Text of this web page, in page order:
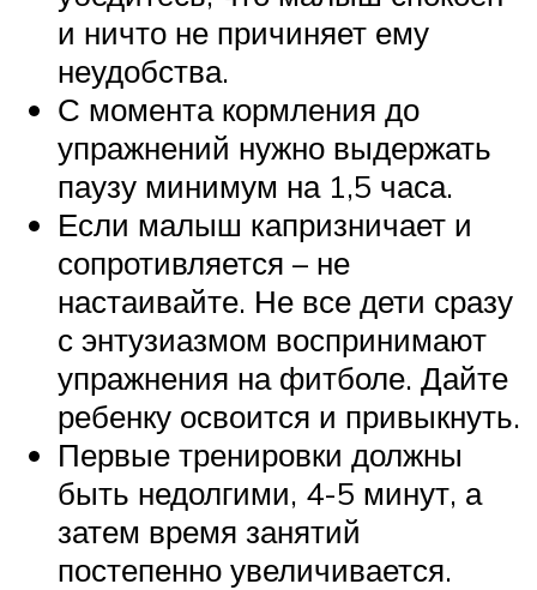
и ничто не причиняет ему
неудобства.
С момента кормления до
упражнений нужно выдержать
паузу минимум на 1,5 часа.
Если малыш капризничает и
сопротивляется – не
настаивайте. Не все дети сразу
с энтузиазмом воспринимают
упражнения на фитболе. Дайте
ребенку освоится и привыкнуть.
Первые тренировки должны
быть недолгими, 4-5 минут, а
затем время занятий
постепенно увеличивается.